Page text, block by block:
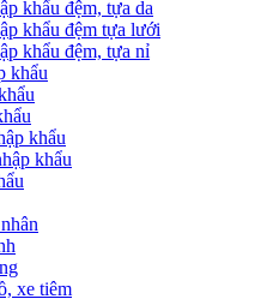
khẩu đệm, tựa da
khẩu đệm tựa lưới
khẩu đệm, tựa nỉ
khẩu
khẩu
khẩu
xe tiêm